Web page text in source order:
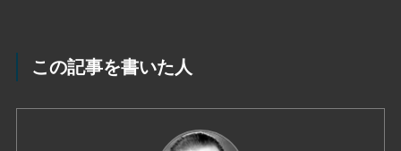
この記事を書いた人